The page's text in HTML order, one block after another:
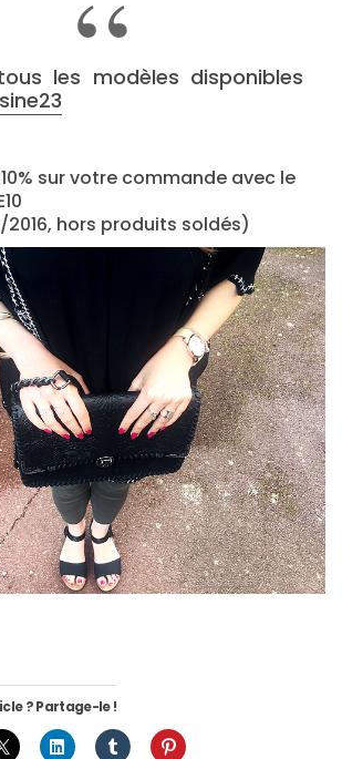
les modèles disponibles
sur votre commande avec le
2016, hors produits soldés)
? Partage-le !